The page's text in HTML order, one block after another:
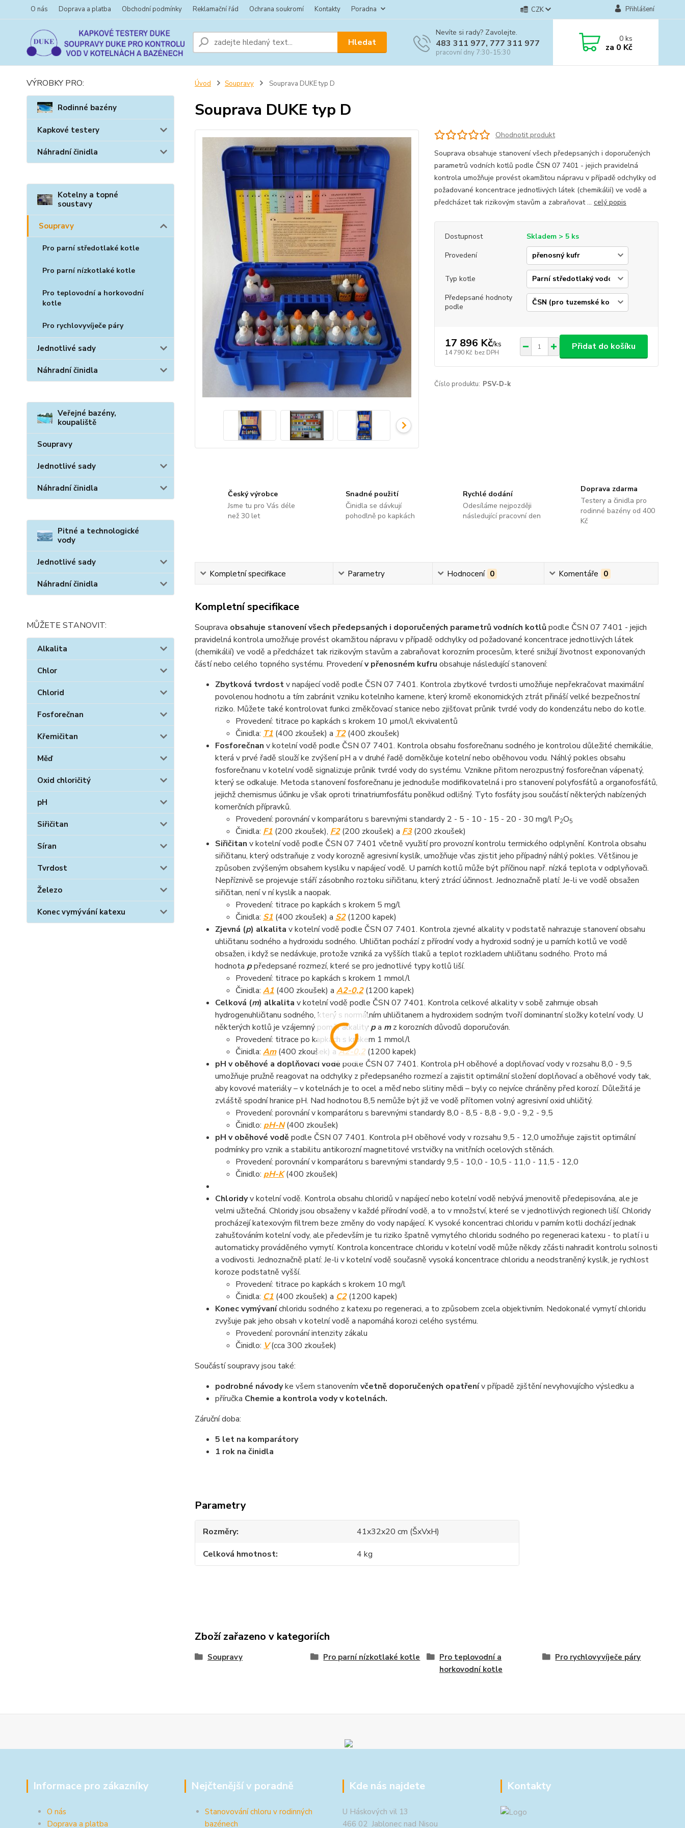
O nás Doprava a platba Obchodní podmínky Reklamační řád Ochrana soukromí Kontakty Poradna CZK Přihlášení
Hledat
Nevíte si rady? Zavolejte.
483 311 977, 777 311 977
pracovní dny 7:30-15:30
0ks
za 0 Kč
VÝROBKY PRO:
Rodinné bazény
Kapkové testery
Náhradní činidla
Kotelny a topné
soustavy
Soupravy
Pro parní středotlaké kotle
Pro parní nízkotlaké kotle
Pro teplovodní a horkovodní
kotle
Pro rychlovyvíječe páry
Jednotlivé sady
Náhradní činidla
Veřejné bazény,
koupaliště
Soupravy
Jednotlivé sady
Náhradní činidla
Pitné a technologické
vody
Jednotlivé sady
Náhradní činidla
MŮŽETE STANOVIT:
Alkalita
Chlor
Chlorid
Fosforečnan
Křemičitan
Měď
Oxid chloričitý
pH
Siřičitan
Síran
Tvrdost
Železo
Konec vymývání katexu
Úvod Soupravy Souprava DUKE typ D
Souprava DUKE typ D
Ohodnotit produkt
Souprava obsahuje stanovení všech předepsaných i doporučených
parametrů vodních kotlů podle ČSN 07 7401 - jejich pravidelná
kontrola umožňuje provést okamžitou nápravu v případě odchylky od
požadované koncentrace jednotlivých látek (chemikálií) ve vodě a
předcházet tak rizikovým stavům a zabraňovat ... celý popis
Dostupnost
Skladem > 5 ks
Provedení
Typ kotle
Předepsané hodnoty
podle
17 896 Kč/ks
14 790 Kč bez DPH
Přidat do košíku
Číslo produktu: PSV-D-k
Český výrobce
Jsme tu pro Vás déle
než 30 let
Snadné použití
Činidla se dávkují
pohodlně po kapkách
Rychlé dodání
Odesíláme nejpozději
následující pracovní den
Doprava zdarma
Testery a činidla pro
rodinné bazény od 400
Kč
Kompletní specifikace Parametry Hodnocení 0 Komentáře 0
Kompletní specifikace
Souprava obsahuje stanovení všech předepsaných i doporučených parametrů vodních kotlůpodle ČSN 07 7401 - jejich
pravidelná kontrola umožňuje provést okamžitou nápravu v případě odchylky od požadované koncentrace jednotlivých látek
(chemikálií) ve vodě a předcházet tak rizikovým stavům a zabraňovat korozním procesům, které snižují životnost exponovaných
částí nebo celého topného systému. Provedenív přenosném kufru obsahuje následující stanovení:
Zbytková tvrdostv napájecí vodě podle ČSN 07 7401. Kontrola zbytkové tvrdosti umožňuje nepřekračovat maximální
povolenou hodnotu a tím zabránit vzniku kotelního kamene, který kromě ekonomických ztrát přináší velké bezpečnostní
riziko. Můžete také kontrolovat funkci změkčovací stanice nebo zjišťovat průnik tvrdé vody do kondenzátu nebo do kotle.
Provedení: titrace po kapkách s krokem 10 µmol/l ekvivalentů
Činidla: T1 (400 zkoušek) a T2(400 zkoušek)
Fosforečnan v kotelní vodě podle ČSN 07 7401. Kontrola obsahu fosforečnanu sodného je kontrolou důležité chemikálie,
která v prvé řadě slouží ke zvýšení pH a v druhé řadě doměkčuje kotelní nebo oběhovou vodu. Náhlý pokles obsahu
fosforečnanu v kotelní vodě signalizuje průnik tvrdé vody do systému. Vznikne přitom nerozpustný fosforečnan vápenatý,
který se odkaluje. Metoda stanovení fosforečnanu je jednoduše modifikovatelná i pro stanovení polyfosfátů a organofosfátů,
jejichž chemismus účinku je však oproti trinatriumfosfátu poněkud odlišný. Tyto fosfáty jsou součástí některých nabízených
komerčních přípravků.
Provedení: porovnání v komparátoru s barevnými standardy 2 - 5 - 10 - 15 - 20 - 30 mg/l P2O5
Činidla: F1 (200 zkoušek), F2(200 zkoušek) a F3(200 zkoušek)
Siřičitan v kotelní vodě podle ČSN 07 7401 včetně využití pro provozní kontrolu termického odplynění. Kontrola obsahu
siřičitanu, který odstraňuje z vody korozně agresivní kyslík, umožňuje včas zjistit jeho případný náhlý pokles. Většinou je
způsoben zvýšeným obsahem kyslíku v napájecí vodě. U parních kotlů může být příčinou např. nízká teplota v odplyňovači.
Nepříznivě se projevuje stáří zásobního roztoku siřičitanu, který ztrácí účinnost. Jednoznačně platí: Je-li ve vodě obsažen
siřičitan, není v ní kyslík a naopak.
Provedení: titrace po kapkách s krokem 5 mg/l
Činidla: S1 (400 zkoušek) a S2 (1200 kapek)
Zjevná (p) alkalita v kotelní vodě podle ČSN 07 7401. Kontrola zjevné alkality v podstatě nahrazuje stanovení obsahu
uhličitanu sodného a hydroxidu sodného. Uhličitan pochází z přírodní vody a hydroxid sodný je u parních kotlů ve vodě
obsažen, i když se nedávkuje, protože vzniká za vyšších tlaků a teplot rozkladem uhličitanu sodného. Proto má
hodnota ppředepsané rozmezí, které se pro jednotlivé typy kotlů liší.
Provedení: titrace po kapkách s krokem 1 mmol/l
Činidla: A1 (400 zkoušek) a A2-0,2 (1200 kapek)
Celková (m) alkalita v kotelní vodě podle ČSN 07 7401. Kontrola celkové alkality v sobě zahrnuje obsah
hydrogenuhličitanu sodného, který s normálním uhličitanem a hydroxidem sodným tvoří dominantní složky kotelní vody. U
některých kotlů je vzájemný poměr alkality pa mz korozních důvodů doporučován.
Provedení: titrace po kapkách s krokem 1 mmol/l
Činidla: Am(400 zkoušek) aA2-0,2 (1200 kapek)
pH v oběhové a doplňovací vodě podle ČSN 07 7401. Kontrola pH oběhové a doplňovací vody v rozsahu 8,0 - 9,5
umožňuje pružně reagovat na odchylky z předepsaného rozmezí a zajistit optimální složení doplňovací a oběhové vody tak,
aby kovové materiály – v kotelnách je to ocel a měď nebo slitiny mědi – byly co nejvíce chráněny před korozí. Důležitá je
zvláště spodní hranice pH. Nad hodnotou 8,5 nemůže být již ve vodě přítomen volný agresivní oxid uhličitý.
Provedení: porovnání v komparátoru s barevnými standardy 8,0 - 8,5 - 8,8 - 9,0 - 9,2 - 9,5
Činidlo: pH-N (400 zkoušek)
pH v oběhové vodě podle ČSN 07 7401. Kontrola pH oběhové vody v rozsahu 9,5 - 12,0 umožňuje zajistit optimální
podmínky pro vznik a stabilitu antikorozní magnetitové vrstvičky na vnitřních ocelových stěnách.
Provedení: porovnání v komparátoru s barevnými standardy 9,5 - 10,0 - 10,5 - 11,0 - 11,5 - 12,0
Činidlo: pH-K (400 zkoušek)
Chloridyv kotelní vodě. Kontrola obsahu chloridů v napájecí nebo kotelní vodě nebývá jmenovitě předepisována, ale je
velmi užitečná. Chloridy jsou obsaženy v každé přírodní vodě, a to v množství, které se v jednotlivých regionech liší. Chloridy
procházejí katexovým filtrem beze změny do vody napájecí. K vysoké koncentraci chloridu v parním kotli dochází jednak
zahušťováním kotelní vody, ale především je tu riziko špatně vymytého chloridu sodného po regeneraci katexu - to platí i u
automaticky prováděného vymytí. Kontrola koncentrace chloridu v kotelní vodě může někdy zčásti nahradit kontrolu solnosti
a vodivosti. Jednoznačně platí: Je-li v kotelní vodě současně vysoká koncentrace chloridu a neodstraněný kyslík, je rychlost
koroze podstatně vyšší.
Provedení: titrace po kapkách s krokem 10 mg/l
Činidla: C1 (400 zkoušek) a C2 (1200 kapek)
Konec vymývaníchloridu sodného z katexu po regeneraci, a to způsobem zcela objektivním. Nedokonalé vymytí chloridu
zvyšuje pak jeho obsah v kotelní vodě a napomáhá korozi celého systému.
Provedení: porovnání intenzity zákalu
Činidlo: V(cca 300 zkoušek)
Součástí soupravy jsou také:
podrobné návodyke všem stanovením včetně doporučených opatřenív případě zjištění nevyhovujícího výsledku a
příručka Chemie a kontrola vody v kotelnách.
Záruční doba:
5 let na komparátory
1 rok na činidla
Parametry
Rozměry
41x32x20 cm (ŠxVxH)
Celková hmotnost
4 kg
Zboží zařazeno v kategoriích
Soupravy Pro parní nízkotlaké kotle
Pro teplovodní a
horkovodní kotle
Pro rychlovyvíječe páry
Informace pro zákazníky
O nás
Doprava a platba
Nejčtenější v poradně
Stanovování chloru v rodinných
bazénech
Kde nás najdete
U Háskových vil 13
466 02 Jablonec nad Nisou
Kontakty